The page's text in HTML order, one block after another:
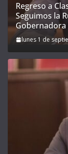
Regreso a
Seguimos la
Gobernadora
lunes 1 de